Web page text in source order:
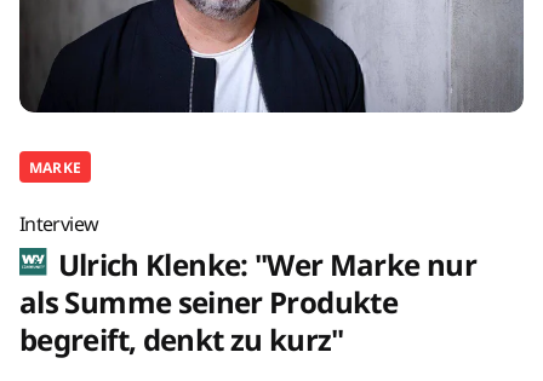
MARKE
Interview
Ulrich Klenke: "Wer Marke nur
als Summe seiner Produkte
begreift, denkt zu kurz"